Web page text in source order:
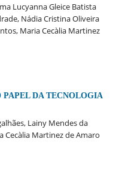
Lucyanna Gleice Batista
Nádia Cristina Oliveira
Maria Cecà­lia Martinez
PAPEL DA TECNOLOGIA
Lainy Mendes da
Cecà­lia Martinez de Amaro